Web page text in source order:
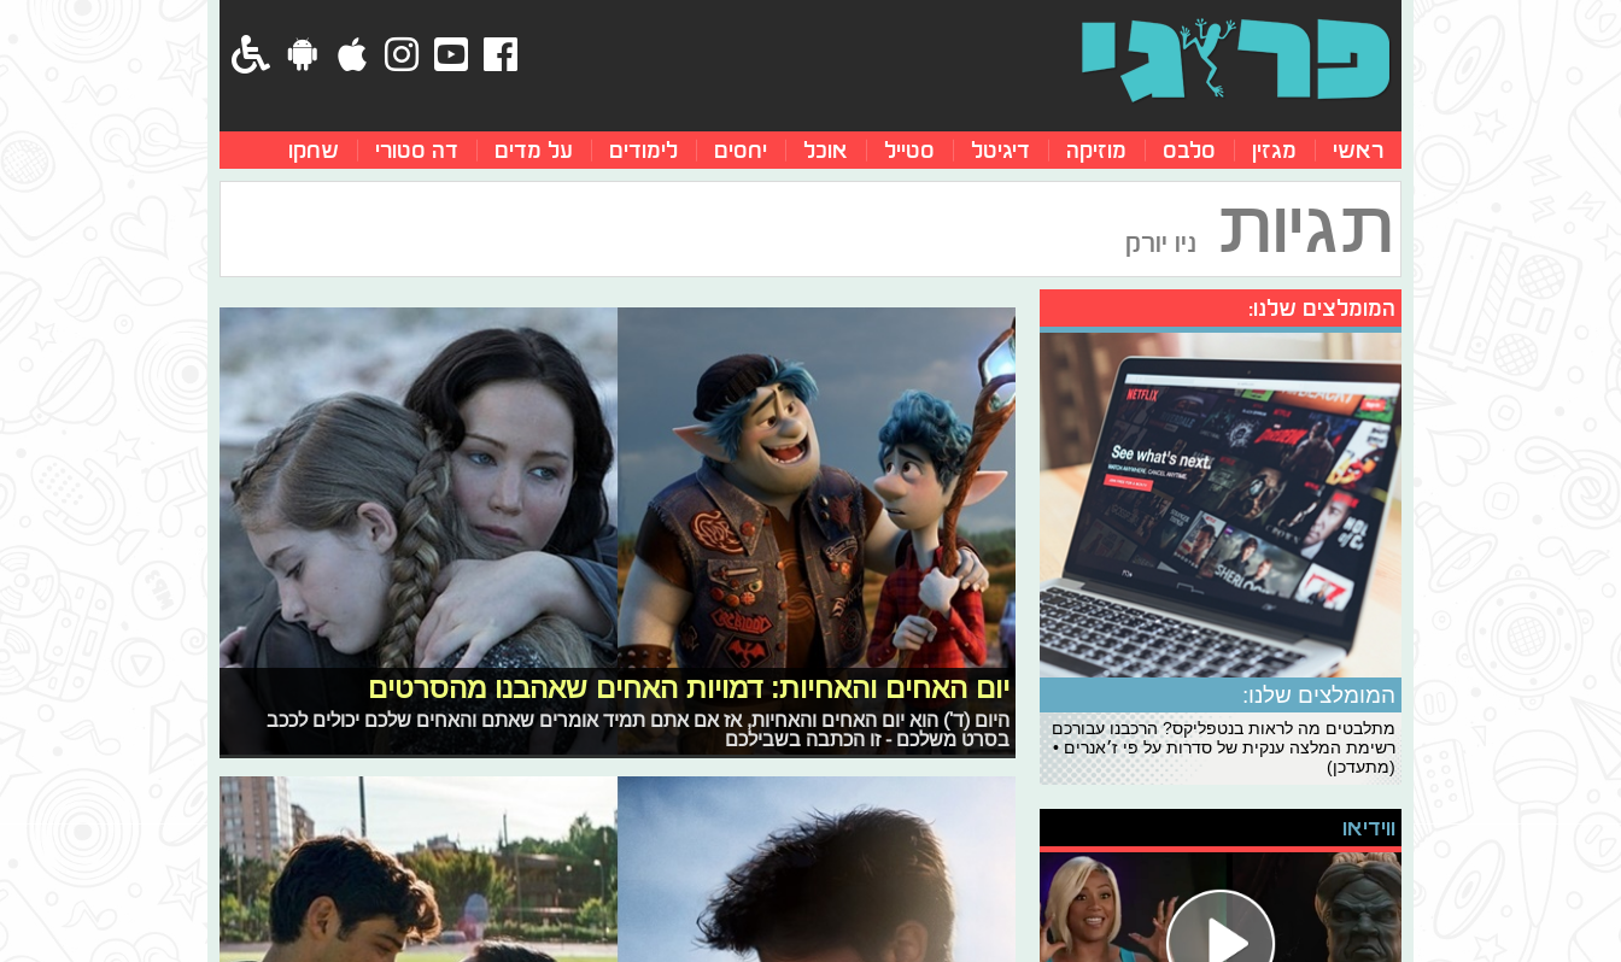
ראשי מגזין סלבס מוזיקה דיגיטל סטייל אוכל יחסים לימודים על מדים דה סטורי שחקו
תגיות ניו יורק
יום האחים והאחיות: דמויות האחים שאהבנו מהסרטים
היום (ד') הוא יום האחים והאחיות, אז אם אתם תמיד אומרים שאתם והאחים שלכם יכולים לככב
בסרט משלכם - זו הכתבה בשבילכם
המומלצים שלנו:
המומלצים שלנו:
מתלבטים מה לראות בנטפליקס? הרכבנו עבורכם
רשימת המלצה ענקית של סדרות על פי ז׳אנרים •
(מתעדכן)
ווידיאו